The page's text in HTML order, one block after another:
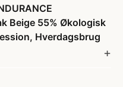
Beige 55% Økologisk
Hverdagsbrug